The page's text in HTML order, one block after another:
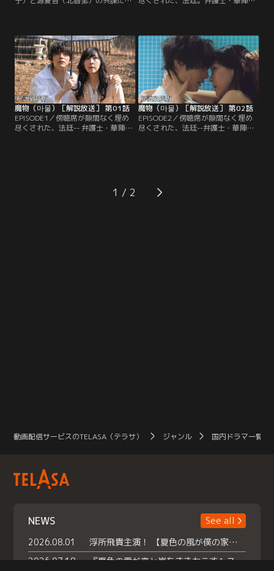
あやめは心の痛みを押し殺し、一緒
に暮らしていた部屋から凍也との思
い出の品を捨てはじめる。彼がいた
痕跡を消し、再スタートを切ろうと
した矢先、刑事の金原（うらじぬ
の）から…。
う……？」こうして、ある“殺人事
件”の裁判がはじまった--。時は巻き
戻り1年前-。静かなる狂気をはらん
で、あやめの前に姿を現す源凍也
（塩野瑛久）。
魔物（마물）［解説放送］ 第01話
EPISODE1／傍聴席が隙間なく埋め
尽くされた、法廷-- 弁護士・華陣あ
る“殺人事件”の裁判がはじまった--
時は巻き戻り1年前--。優秀な孤高の
魔物（마물）［解説放送］ 第02話
EPISODE2／傍聴席が隙間なく埋め
尽くされた、法廷--弁護士・華陣あ
たを…弁護します」--弁護士・華陣
あやめ（麻生久美子）は「夫を助け
1
動画配信サービスのTELASA（テラサ） ジャンル 国内ドラマ一覧（
NEWS
See all
2026.08.01
浮所飛貴主演！ 【夏色の風が僕の家にやってきた】 本日よりテラサで独占配信スタート！
2026.07.18
『夏色の雲が恋と嵐をまきおこす』スペシャルメイキング 【Part1】2026年７月18日（土）23時30分～配信スタート！話題のシーンの裏側を大公開！豪華キャスト大集合！ 『武宮家 真夏の家族会議』開催！